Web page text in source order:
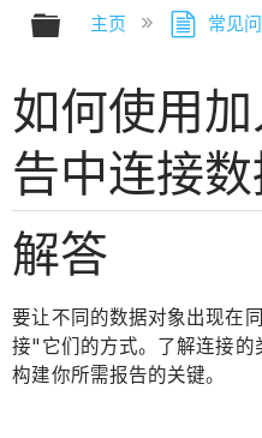
扩展/隐缩全局
主页 常见
如何使用
告中连接数
解答
要让不同的数据对象出现在
接"它们的方式。了解连接的
构建你所需报告的关键。